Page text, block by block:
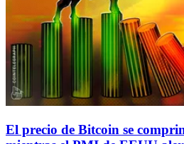
El precio de Bitcoin se